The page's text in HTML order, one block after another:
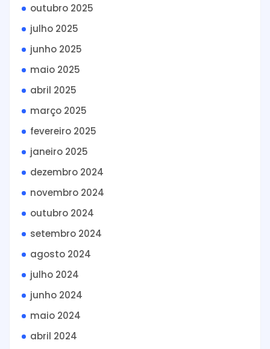
outubro 2025
julho 2025
junho 2025
maio 2025
abril 2025
março 2025
fevereiro 2025
janeiro 2025
dezembro 2024
novembro 2024
outubro 2024
setembro 2024
agosto 2024
julho 2024
junho 2024
maio 2024
abril 2024